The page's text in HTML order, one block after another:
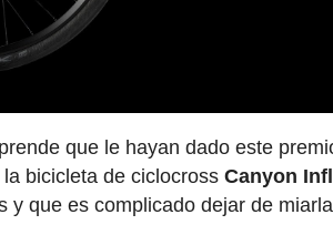
que le hayan dado este
bicicleta de ciclocrossCanyon
y que es complicado dejar de